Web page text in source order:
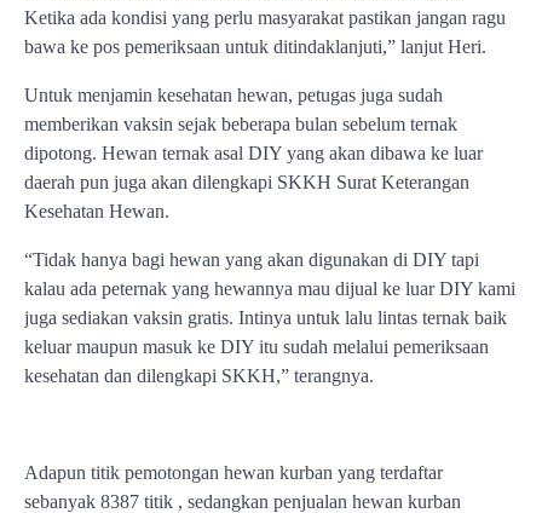
Ketika ada kondisi yang perlu masyarakat pastikan jangan ragu
bawa ke pos pemeriksaan untuk ditindaklanjuti,” lanjut Heri.
Untuk menjamin kesehatan hewan, petugas juga sudah
memberikan vaksin sejak beberapa bulan sebelum ternak
dipotong. Hewan ternak asal DIY yang akan dibawa ke luar
daerah pun juga akan dilengkapi SKKH Surat Keterangan
Kesehatan Hewan.
“Tidak hanya bagi hewan yang akan digunakan di DIY tapi
kalau ada peternak yang hewannya mau dijual ke luar DIY kami
juga sediakan vaksin gratis. Intinya untuk lalu lintas ternak baik
keluar maupun masuk ke DIY itu sudah melalui pemeriksaan
kesehatan dan dilengkapi SKKH,” terangnya.
Adapun titik pemotongan hewan kurban yang terdaftar
sebanyak 8387 titik , sedangkan penjualan hewan kurban